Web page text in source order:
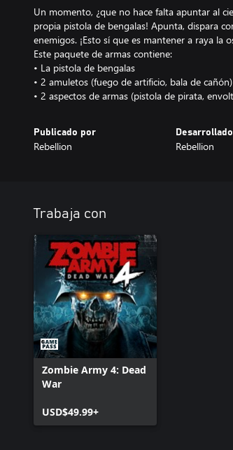
Un momento, ¿que no hace falta apuntar al
propia pistola de bengalas! Apunta, dispara
enemigos. ¡Esto sí que es mantener a raya la
Este paquete de armas contiene:
• La pistola de bengalas
• 2 amuletos (fuego de artificio, bala de cañón)
• 2 aspectos de armas (pistola de pirata,
Publicado por
Rebellion Rebellion
Trabaja con
Zombie Army 4: Dead
War
USD$49.99+